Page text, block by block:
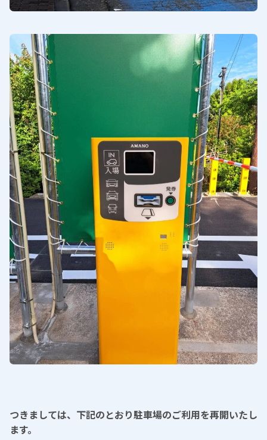
つきましては、下記のとおり駐車場のご利用を再開いたし
ます。